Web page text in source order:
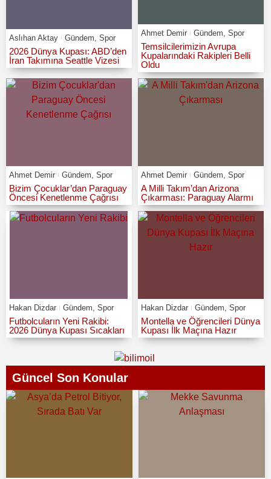
Aslıhan Aktay Gündem Spor
2026 Dünya Kupası: ABD’den
İran Takımına Seattle Vizesi
Ahmet Demir Gündem, Spor
Temsilcilerimizin Avrupa
Kupalarındaki Rakipleri Belli
Oldu
Ahmet Demir Gündem, Spor
Bizim Çocuklar’dan Paraguay
Öncesi Kenetlenme Çağrısı
Ahmet Demir Gündem, Spor
A Milli Takım’dan Arizona
Çıkarması: Paraguay Alarmı
Hakan Dizdar Gündem, Spor
Futbolcuların Yeni Rakibi:
2026 Dünya Kupası Sıcakları
Hakan Dizdar Gündem, Spor
Montella ve Öğrencileri Dünya
Kupası İlk Maçına Hazır
Güncel Son Konular